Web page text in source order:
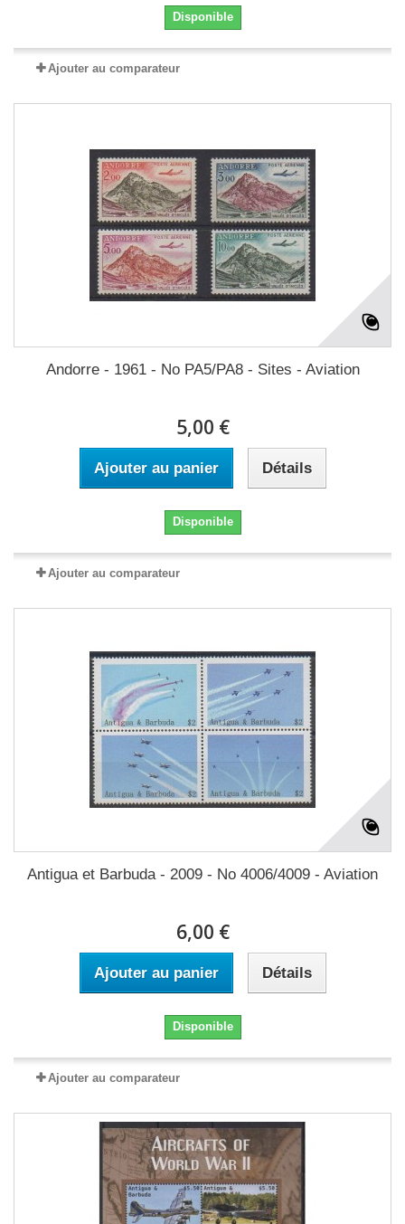
Disponible
Ajouter au comparateur
Andorre - 1961 - No PA5/PA8 - Sites - Aviation
5,00 €
Ajouter au panier Détails
Disponible
Ajouter au comparateur
Antigua et Barbuda - 2009 - No 4006/4009 - Aviation
6,00 €
Ajouter au panier Détails
Disponible
Ajouter au comparateur